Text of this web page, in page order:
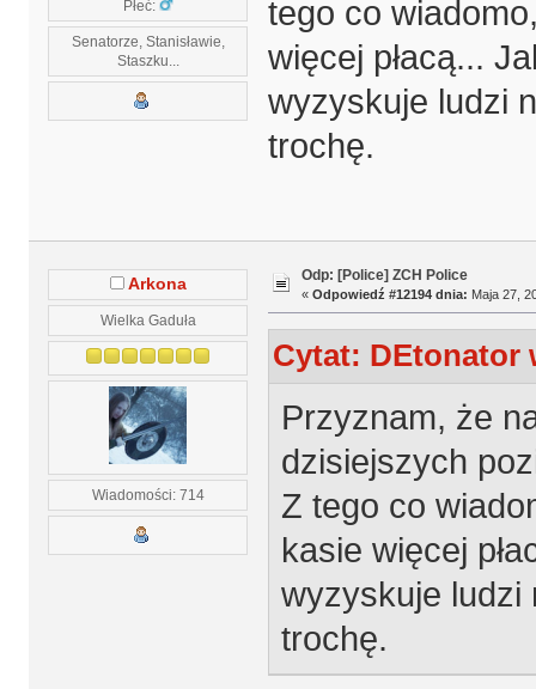
Płeć:
Senatorze, Stanisławie,
Staszku...
tego co
więcej płacą...
wyzyskuje ludzi
trochę.
Arkona
Wielka Gaduła
Wiadomości: 714
Odp: [Police] ZCH Police
« Odpowiedź #12194 dnia: Maja 27,
Cytat: DEtonator
Przyznam, że
dzisiejszych
Z tego co
kasie więcej
wyzyskuje ludzi
trochę.